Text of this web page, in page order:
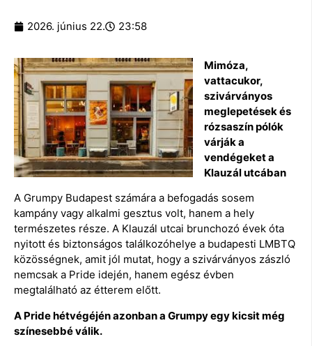
2026. június 22. 23:58
Mimóza,
vattacukor,
szivárványos
meglepetések és
rózsaszín pólók
várják a
vendégeket a
Klauzál utcában
A Grumpy Budapest számára a befogadás sosem
kampány vagy alkalmi gesztus volt, hanem a hely
természetes része. A Klauzál utcai brunchozó évek óta
nyitott és biztonságos találkozóhelye a budapesti LMBTQ
közösségnek, amit jól mutat, hogy a szivárványos zászló
nemcsak a Pride idején, hanem egész évben
megtalálható az étterem előtt.
A Pride hétvégéjén azonban a Grumpy egy kicsit még
színesebbé válik.